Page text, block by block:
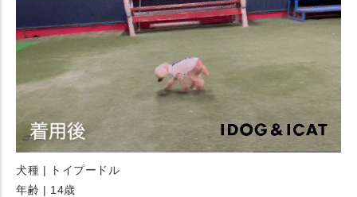
犬種 | トイプードル
年齢 | 14歳